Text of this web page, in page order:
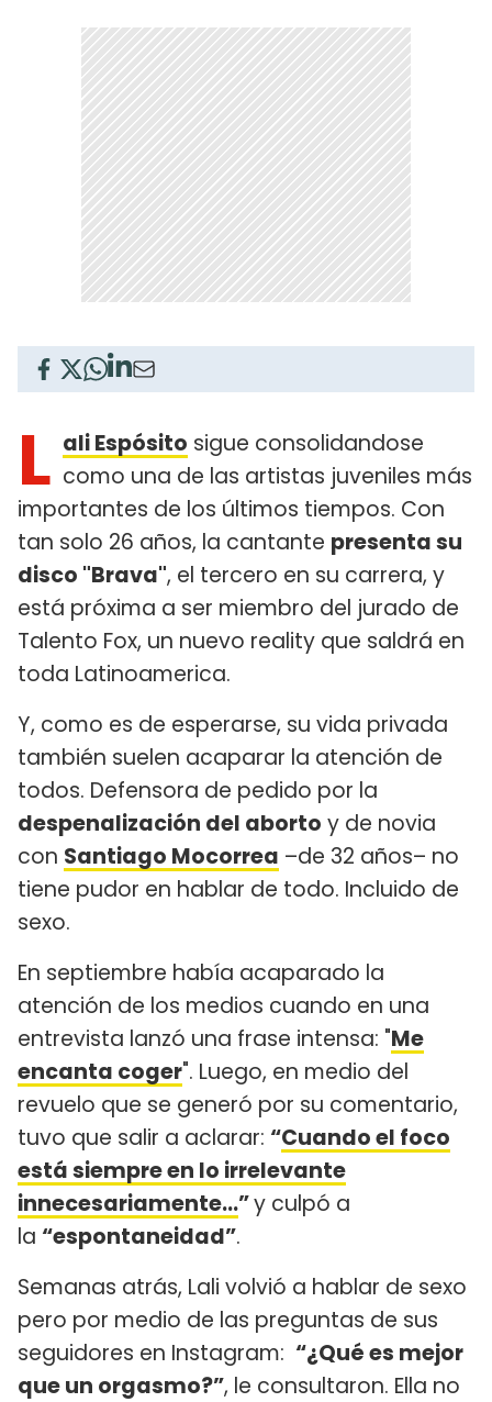
L ali Espósito sigue consolidandose
como una de las artistas juveniles más
importantes de los últimos tiempos. Con
tan solo 26 años, la cantante presenta su
disco "Brava", el tercero en su carrera, y
está próxima a ser miembro del jurado de
Talento Fox, un nuevo reality que saldrá en
toda Latinoamerica.
Y, como es de esperarse, su vida privada
también suelen acaparar la atención de
todos. Defensora de pedido por la
despenalización del aborto y de novia
con Santiago Mocorrea –de 32 años– no
tiene pudor en hablar de todo. Incluido de
sexo.
En septiembre había acaparado la
atención de los medios cuando en una
entrevista lanzó una frase intensa: "Me
encanta coger". Luego, en medio del
revuelo que se generó por su comentario,
tuvo que salir a aclarar: “Cuando el foco
está siempre en lo irrelevante
innecesariamente…”y culpó a
la “espontaneidad”.
Semanas atrás, Lali volvió a hablar de sexo
pero por medio de las preguntas de sus
seguidores en Instagram: “¿Qué es mejor
que un orgasmo?”, le consultaron. Ella no